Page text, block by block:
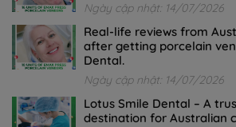
Ngày cập nhật: 14/07/2026
Real-life reviews from
after getting porcelain
Dental.
Ngày cập nhật: 14/07/2026
Lotus Smile Dental – A
destination for Australian